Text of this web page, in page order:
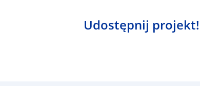
Udostępnij projekt!